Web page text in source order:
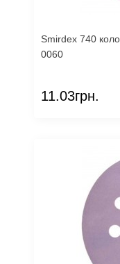
Smirdex 740
0060
11.03грн.